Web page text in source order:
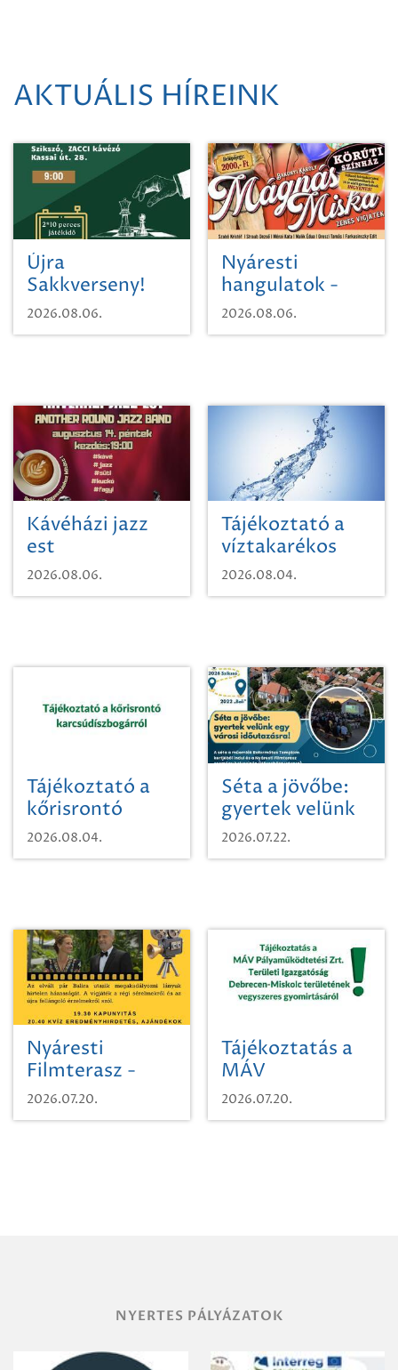
AKTUÁLIS HÍREINK
Újra
Sakkverseny!
2026.08.06.
Nyáresti
hangulatok -
Mágnás Miska
2026.08.06.
Kávéházi jazz
est
2026.08.06.
Tájékoztató a
víztakarékos
vízhasználatról
2026.08.04.
Tájékoztató a
kőrisrontó
karcsúdíszbogárról
2026.08.04.
Séta a jövőbe:
gyertek velünk
egy városi
időutazásra!
2026.07.22.
Nyáresti
Filmterasz -
Beugró a
Paradicsomba
2026.07.20.
Tájékoztatás a
MÁV
Pályaműködtetési
Zrt. Területi
2026.07.20.
NYERTES PÁLYÁZATOK